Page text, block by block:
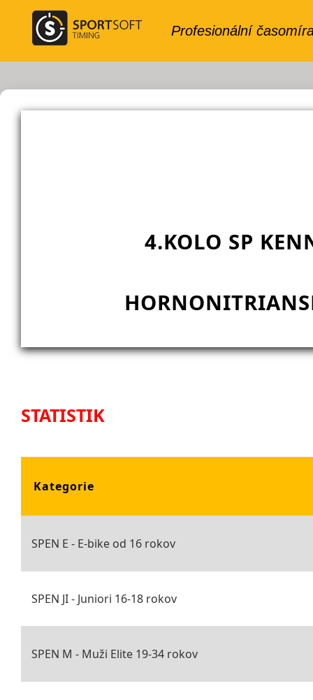
4.KOLO SP
STATISTIK
Kategorie
SPEN E - E-bike od 16 rokov
SPEN JI - Juniori 16-18 rokov
SPEN M - Muži Elite 19-34 rokov